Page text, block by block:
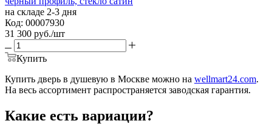
на складе 2-3 дня
Код: 00007930
31 300 руб./шт
Купить
Купить дверь в душевую в Москве можно на wellmart24.com.
На весь ассортимент распространяется заводская гарантия.
Какие есть вариации?